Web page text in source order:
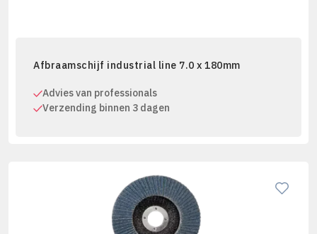
Afbraamschijf industrial line 7.0 x 180mm
Advies van professionals
Verzending binnen 3 dagen